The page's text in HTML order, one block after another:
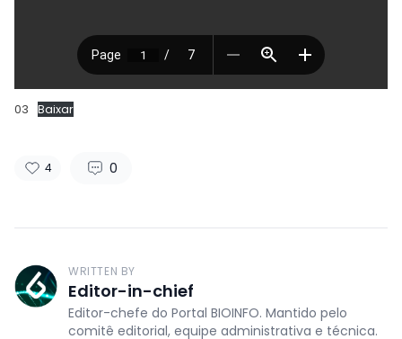
03 Baixar
4 0
WRITTEN BY
Editor-in-chief
Editor-chefe do Portal BIOINFO. Mantido pelo
comitê editorial, equipe administrativa e técnica.